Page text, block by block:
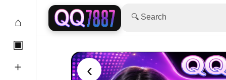
⌂
▣
＋
🔍 Search
‹